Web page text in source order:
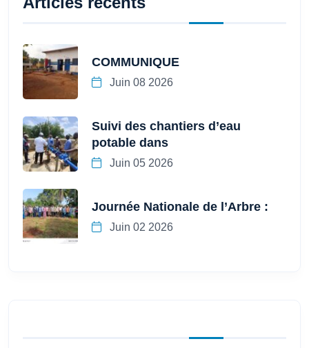
COMMUNIQUE
Juin 08 2026
Suivi des chantiers d’eau
potable dans
Juin 05 2026
Journée Nationale de l’Arbre :
Juin 02 2026